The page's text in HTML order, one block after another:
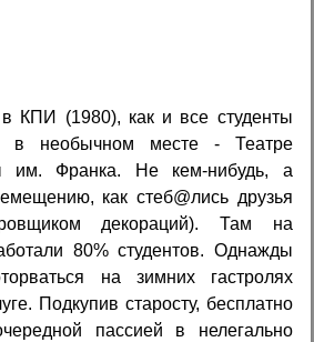
КПИ (1980), как и все студенты
в необычном месте - Театре
им. Франка. Не кем-нибудь, а
как стеб@лись друзья
декораций). Там на
80% студентов. Однажды
на зимних гастролях
Подкупив старосту, бесплатно
пассией в нелегально